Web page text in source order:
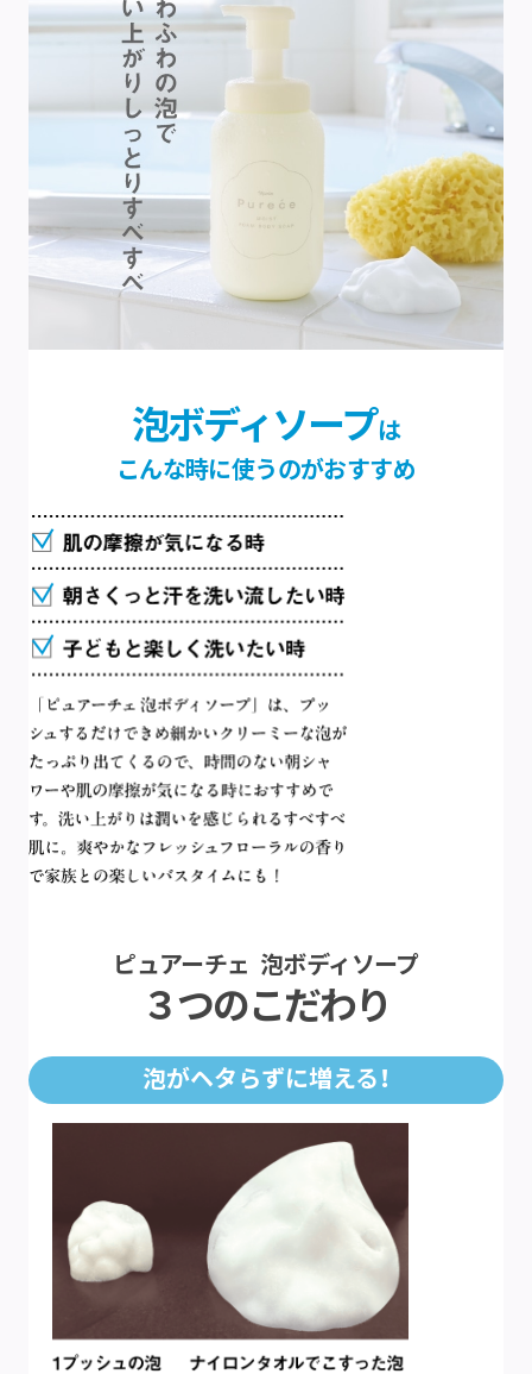
泡ボディソープは
こんな時に使うのがおすすめ
ピュアーチェ 泡ボディソープ
３つのこだわり
泡がヘタらずに増える！